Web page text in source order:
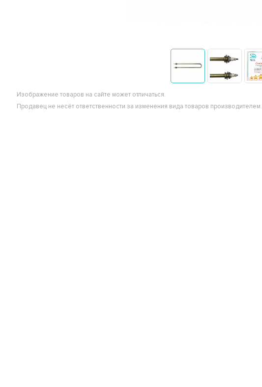
Изображение товаров на сайте может отличаться.
Продавец не несёт ответственности за изменения вида товаров производителем.